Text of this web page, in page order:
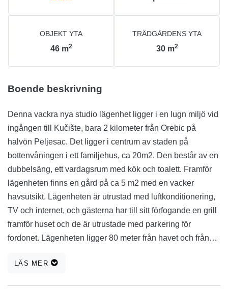
OBJEKT YTA
46 m2
TRÄDGÅRDENS YTA
30 m2
Boende beskrivning
Denna vackra nya studio lägenhet ligger i en lugn miljö vid
ingången till Kučište, bara 2 kilometer från Orebic på
halvön Peljesac. Det ligger i centrum av staden på
bottenvåningen i ett familjehus, ca 20m2. Den består av en
dubbelsäng, ett vardagsrum med kök och toalett. Framför
lägenheten finns en gård på ca 5 m2 med en vacker
havsutsikt. Lägenheten är utrustad med luftkonditionering,
TV och internet, och gästerna har till sitt förfogande en grill
framför huset och de är utrustade med parkering för
fordonet. Lägenheten ligger 80 meter från havet och från
100 meter bort. Omedelbart under huset finns också en båt
LÄS MER